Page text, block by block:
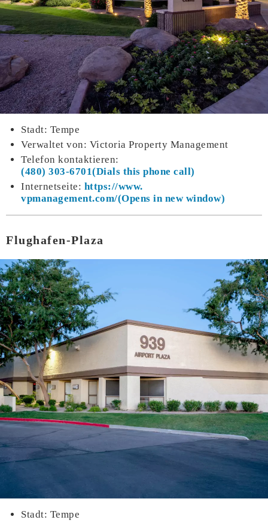
Stadt: Tempe
Verwaltet von: Victoria Property Management
Telefon kontaktieren:
(480) 303-6701
Internetseite: https://www.
vpmanagement.com/
Flughafen-Plaza
Stadt: Tempe